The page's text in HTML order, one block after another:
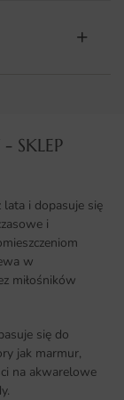
SKLEP
lata i dopasuje się
i
w
miłośników
się do
jak marmur,
na akwarelowe